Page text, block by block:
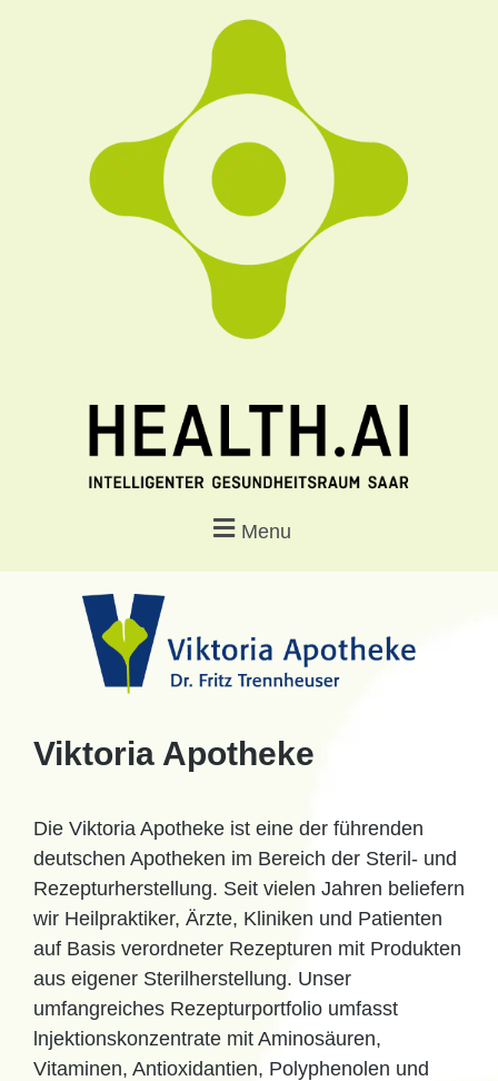
Menu
Viktoria Apotheke
Die Viktoria Apotheke ist eine der führenden
deutschen Apotheken im Bereich der Steril- und
Rezepturherstellung. Seit vielen Jahren beliefern
wir Heilpraktiker, Ärzte, Kliniken und Patienten
auf Basis verordneter Rezepturen mit Produkten
aus eigener Sterilherstellung. Unser
umfangreiches Rezepturportfolio umfasst
lnjektionskonzentrate mit Aminosäuren,
Vitaminen, Antioxidantien, Polyphenolen und